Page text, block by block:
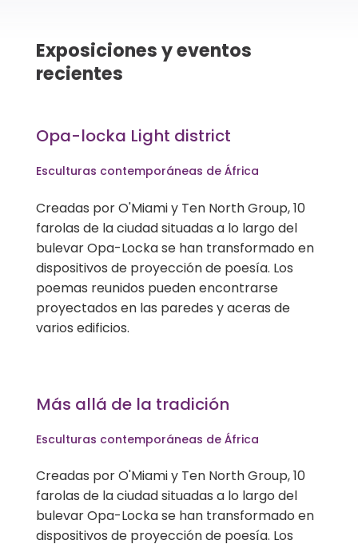
Exposiciones y eventos
recientes
Opa-locka Light district
Esculturas contemporáneas de África
Creadas porO'Miamiy Ten North Group, 10
farolas de la ciudad situadas a lo largo del
bulevar Opa-Locka se han transformado en
dispositivos de proyección de poesía. Los
poemas reunidos pueden encontrarse
proyectados en las paredes y aceras de
varios edificios.
Más allá de la tradición
Esculturas contemporáneas de África
Creadas porO'Miamiy Ten North Group, 10
farolas de la ciudad situadas a lo largo del
bulevar Opa-Locka se han transformado en
dispositivos de proyección de poesía. Los